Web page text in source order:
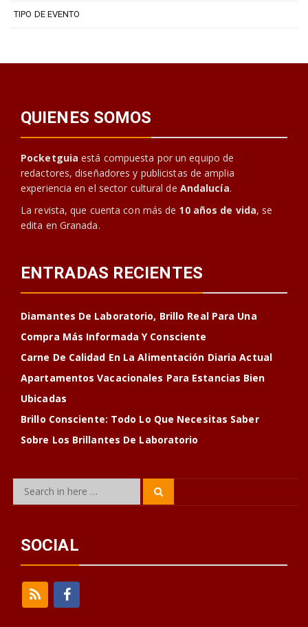
TIPO DE EVENTO
QUIENES SOMOS
Pocketguia está compuesta por un equipo de
redactores, diseñadores y publicistas de amplia
experiencia en el sector cultural de Andalucía.
La revista, que cuenta con más de 10 años de vida, se
edita en Granada.
ENTRADAS RECIENTES
Diamantes De Laboratorio, Brillo Real Para Una
Compra Más Informada Y Consciente
Carne De Calidad En La Alimentación Diaria Actual
Apartamentos Vacacionales Para Estancias Bien
Ubicadas
Brillo Consciente: Todo Lo Que Necesitas Saber
Sobre Los Brillantes De Laboratorio
Search
SOCIAL